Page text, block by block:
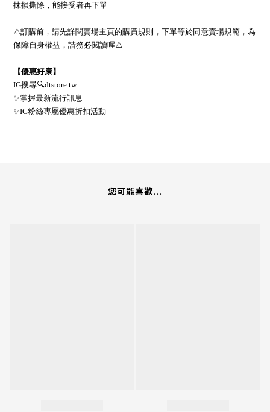
抹損撕除，能接受者再下單
⚠️訂購前，請先詳閱賣場主頁的購買規則，下單等於同意賣場規範，為
保障自身權益，請務必閱讀喔⚠️
【優惠好康】
IG搜尋🔍dtstore.tw
✨掌握最新流行訊息
✨IG粉絲專屬優惠折扣活動
您可能喜歡...